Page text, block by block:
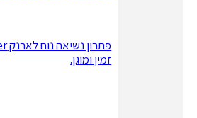
זמין ומוגן.